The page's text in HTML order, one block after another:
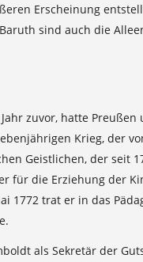
Erscheinung
sind auch die
zuvor, hatte
Krieg, der
Geistlichen, der seit
die Erziehung der
trat er in das
als Sekretär der